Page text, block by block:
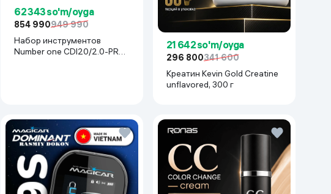
62 343 so'm/oyga
854 990949 990
Набор инструментов
Number one CDI20/2.0-PRO-
21 642 so'm/oyga
296 800341 600
Креатин Kevin Gold Creatine
unflavored, 300 г